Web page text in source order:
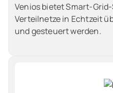
Venios bietet
Verteilnetze in Echtzeit
und gesteuert werden.